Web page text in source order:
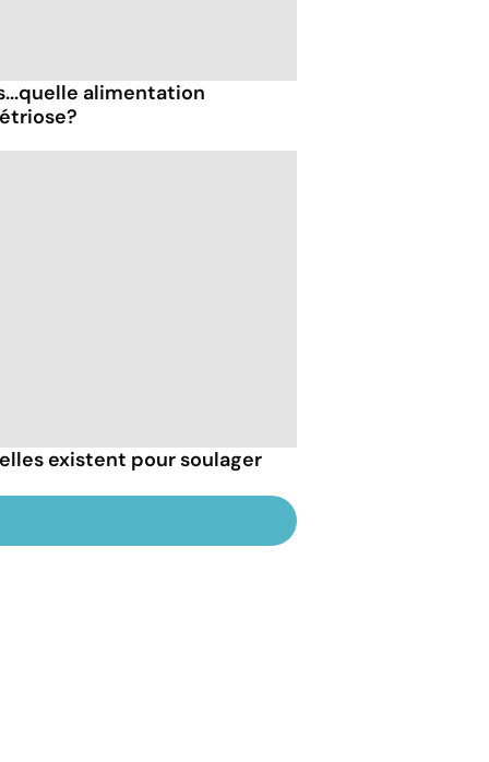
alimentation
existent pour soulager